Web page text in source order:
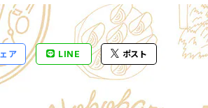
ア LINE ポスト